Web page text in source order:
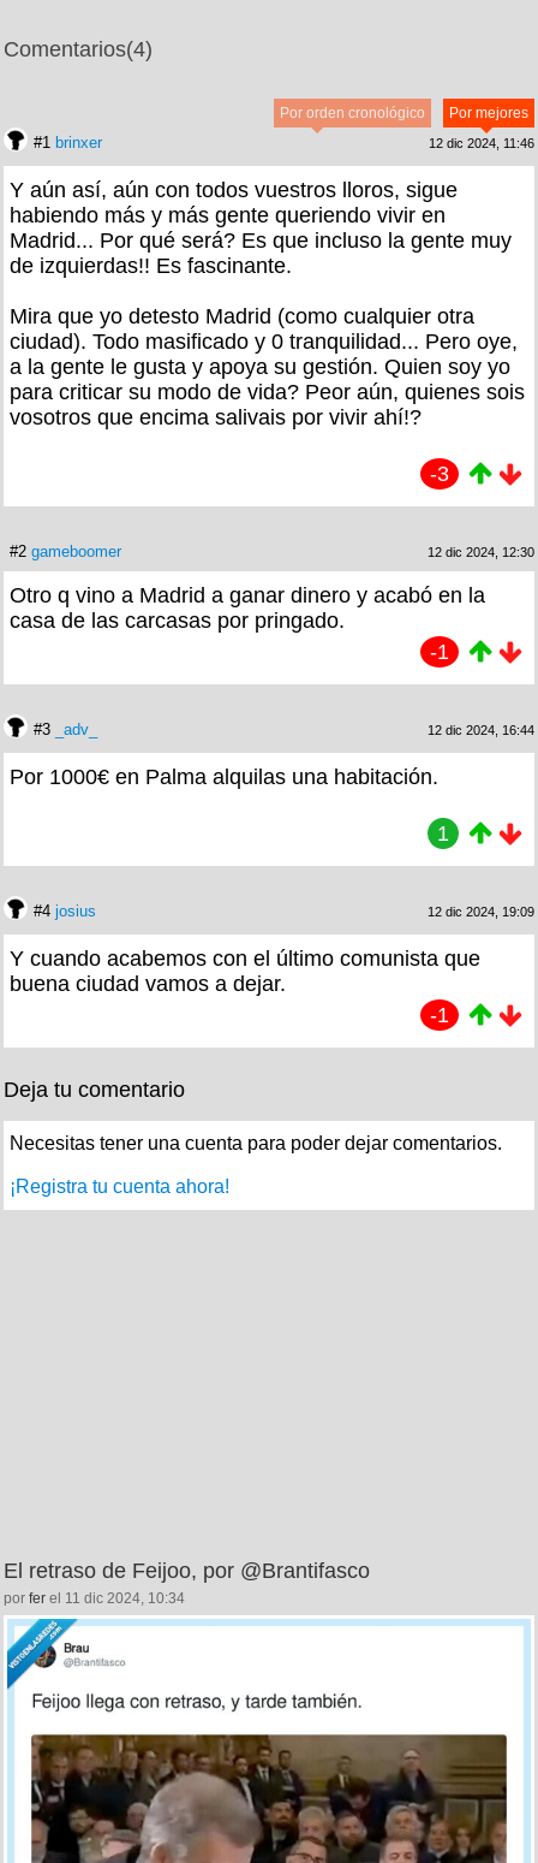
Comentarios(4)
Por mejores
Por orden cronológico
#1 brinxer 12 dic 2024, 11:46
Y aún así, aún con todos vuestros lloros, sigue
habiendo más y más gente queriendo vivir en
Madrid... Por qué será? Es que incluso la gente muy
de izquierdas!! Es fascinante.
Mira que yo detesto Madrid (como cualquier otra
ciudad). Todo masificado y 0 tranquilidad... Pero oye,
a la gente le gusta y apoya su gestión. Quien soy yo
para criticar su modo de vida? Peor aún, quienes sois
vosotros que encima salivais por vivir ahí!?
-3
#2 gameboomer 12 dic 2024, 12:30
Otro q vino a Madrid a ganar dinero y acabó en la
casa de las carcasas por pringado.
-1
#3 _adv_ 12 dic 2024, 16:44
Por 1000€ en Palma alquilas una habitación.
1
#4 josius 12 dic 2024, 19:09
Y cuando acabemos con el último comunista que
buena ciudad vamos a dejar.
-1
Deja tu comentario
Necesitas tener una cuenta para poder dejar comentarios.
¡Registra tu cuenta ahora!
El retraso de Feijoo, por @Brantifasco
por fer el 11 dic 2024, 10:34